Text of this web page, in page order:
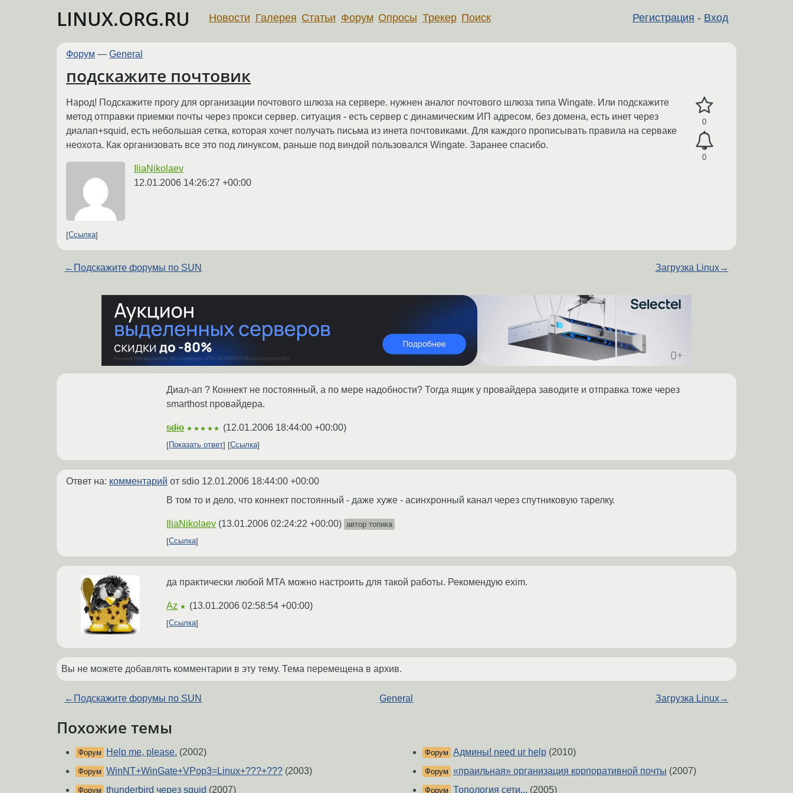
LINUX.ORG.RU Регистрация - Вход
Новости Галерея Статьи Форум Опросы Трекер Поиск
Форум — General
подскажите почтовик
0
0
Народ! Подскажите прогу для организации почтового шлюза на сервере. нужнен аналог почтового шлюза типа Wingate. Или подскажите
метод отправки приемки почты через прокси сервер. ситуация - есть сервер с динамическим ИП адресом, без домена, есть инет через
диалап+squid, есть небольшая сетка, которая хочет получать письма из инета почтовиками. Для каждого прописывать правила на серваке
неохота. Как организовать все это под линуксом, раньше под виндой пользовался Wingate. Заранее спасибо.
IliaNikolaev
12.01.2006 14:26:27 +00:00
Ссылка
← Подскажите форумы по SUN Загрузка Linux→
Диал-ап ? Коннект не постоянный, а по мере надобности? Тогда ящик у провайдера заводите и отправка тоже через
smarthost провайдера.
sdio ★★★★★ (12.01.2006 18:44:00 +00:00)
Показать ответ Ссылка
Ответ на: комментарий от sdio 12.01.2006 18:44:00 +00:00
В том то и дело, что коннект постоянный - даже хуже - асинхронный канал через спутниковую тарелку.
IliaNikolaev (13.01.2006 02:24:22 +00:00) автор топика
Ссылка
да практически любой МТА можно настроить для такой работы. Рекомендую exim.
Az ★ (13.01.2006 02:58:54 +00:00)
Ссылка
Вы не можете добавлять комментарии в эту тему. Тема перемещена в архив.
← Подскажите форумы по SUN General Загрузка Linux→
Похожие темы
Форум Help me, please. (2002)
Форум WinNT+WinGate+VPop3=Linux+???+??? (2003)
Форум thunderbird через squid (2007)
Форум Админы! need ur help(2010)
Форум «праильная» организация корпоративной почты (2007)
Форум Топология сети... (2005)